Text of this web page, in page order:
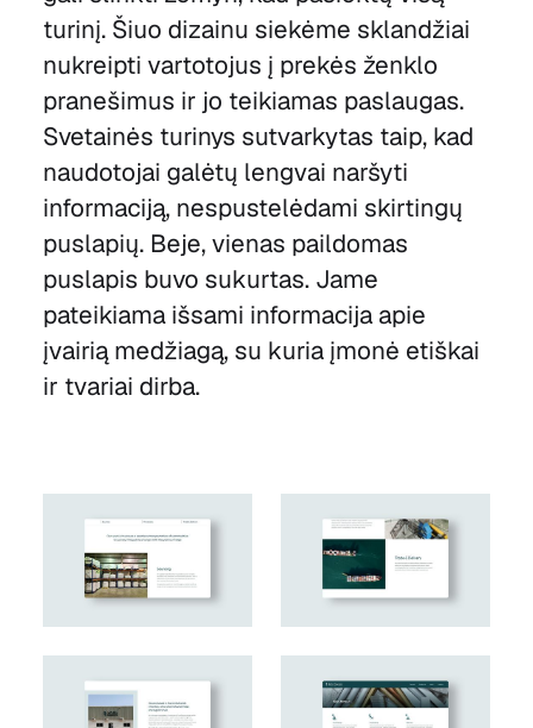
turinį. Šiuo dizainu siekėme sklandžiai
nukreipti vartotojus į prekės ženklo
pranešimus ir jo teikiamas paslaugas.
Svetainės turinys sutvarkytas taip, kad
naudotojai galėtų lengvai naršyti
informaciją, nespustelėdami skirtingų
puslapių. Beje, vienas paildomas
puslapis buvo sukurtas. Jame
pateikiama išsami informacija apie
įvairią medžiagą, su kuria įmonė etiškai
ir tvariai dirba.